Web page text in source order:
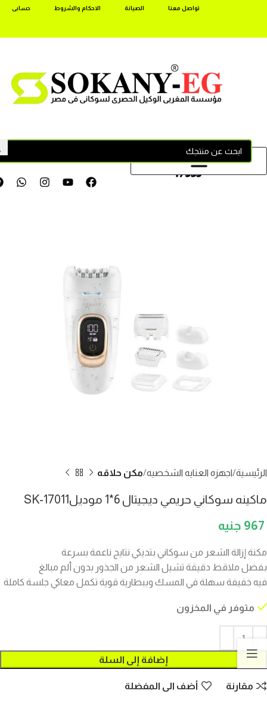
تواصل معنا الصيانة الاحكام والشروط حسابى
17355
الرئيسية اجهزه العنايه الشخصيه مكن حلاقه
ماكينه سوكاني حريمي ديجيتال 6*1 موديلSK-17011
967
مكنة إزالة الشعر من سوكاني بتديكي نتايج ناعمة بسرعة
بفضل ملاقط دقيقة تشيل الشعر من الجذور بدون ألم مبالغ
فيه خفيفة سهلة في المسك وببطارية قوية تكمل معاكي جلسة كاملة
متوفر في المخزون
إضافة إلى السلة
مقارنة أضف الى المفضلة